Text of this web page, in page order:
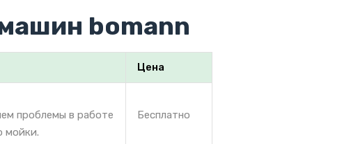
bomann
Цена
проблемы в работе
мойки.
Бесплатно